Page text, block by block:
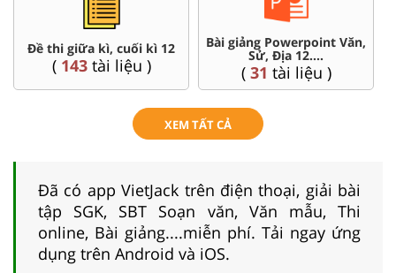
Chuyên đề dạy thêm Toán,
Lí, Hóa ...12
( 104 tài liệu )
Đề thi HSG 12
(4tài liệu )
XEM TẤT CẢ
Đã có app VietJack trên điện thoại, giải bài
tập SGK, SBT Soạn văn, Văn mẫu, Thi
online, Bài giảng....miễn phí. Tải ngay ứng
dụng trên Android và iOS.